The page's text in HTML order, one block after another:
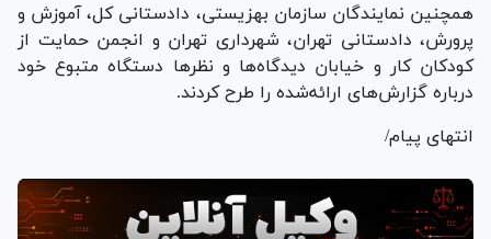
همچنین نمایندگان سازمان بهزیستی، دادستانی کل، آموزش و
پرورش، دادستانی تهران، شهرداری تهران و انجمن حمایت از
کودکان کار و خیابان دیدگاه‌ها و نظرها دستگاه متبوع خود
درباره گزارش‌های ارائه‌شده را طرح کردند.
انتهای پیام/